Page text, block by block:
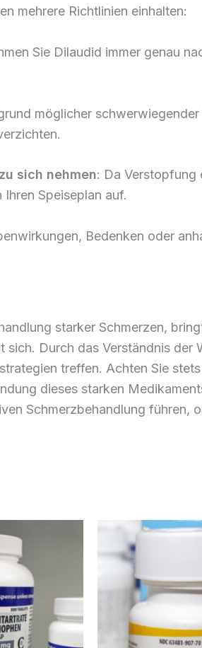
mehrere Richtlinien einhalten:
Sie Dilaudid immer genau
möglicher
sich nehmen: Da Verstopfung
Speiseplan auf.
Bedenken oder
starker Schmerzen,
Durch das Verständnis der
treffen. Achten Sie
dieses starken
Schmerzbehandlung führen,
Varianten
auf.